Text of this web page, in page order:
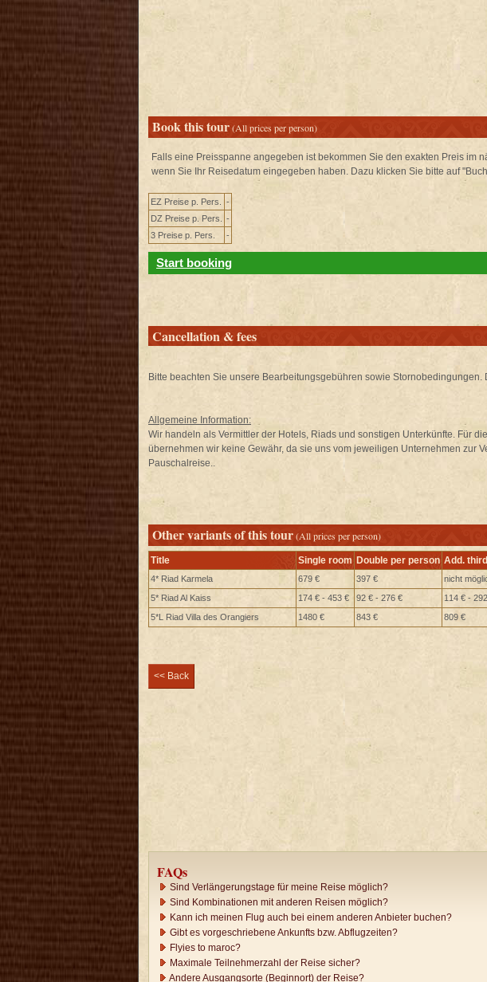
Book this tour(All prices per person)
Falls eine Preisspanne angegeben ist bekommen Sie den exakten Preis im
wenn Sie Ihr Reisedatum eingegeben haben. Dazu klicken Sie bitte auf
EZ Preise p. Pers.
-
DZ Preise p. Pers.
-
3 Preise p. Pers.
-
Start booking
Cancellation & fees
Bitte beachten Sie unsere Bearbeitungsgebühren sowie Stornobedingungen.
Allgemeine Information:
Wir handeln als Vermittler der Hotels, Riads und sonstigen Unterkünfte. Für
übernehmen wir keine Gewähr, da sie uns vom jeweiligen Unternehmen zur
Pauschalreise..
Other variants of this tour(All prices per person)
Title Single room Double per person Add.
4* Riad Karmela 679 € 397 € nicht
5* Riad Al Kaiss 174 € - 453 € 92 € - 276 € 114 € -
5*L Riad Villa des Orangiers 1480 € 843 € 809 €
<< Back
FAQs
Sind Verlängerungstage für meine Reise möglich?
Sind Kombinationen mit anderen Reisen möglich?
Kann ich meinen Flug auch bei einem anderen Anbieter buchen?
Gibt es vorgeschriebene Ankunfts bzw. Abflugzeiten?
Flyies to maroc?
Maximale Teilnehmerzahl der Reise sicher?
Andere Ausgangsorte (Beginnort) der Reise?